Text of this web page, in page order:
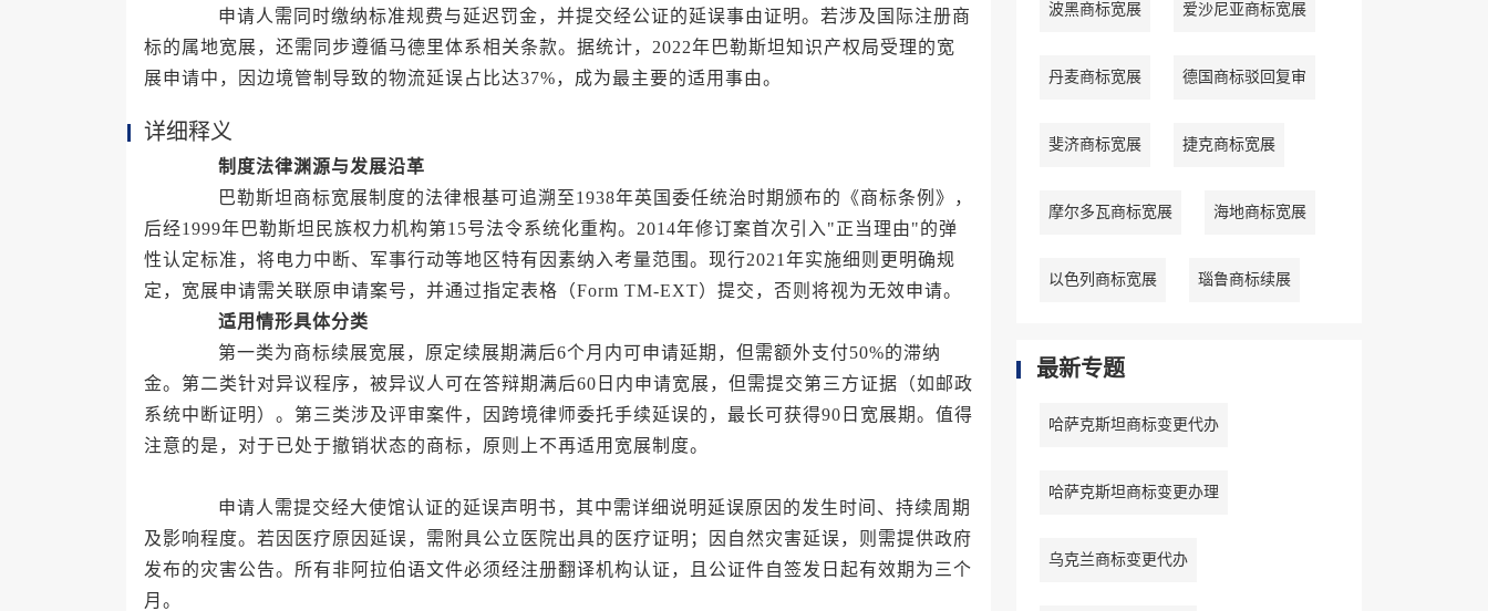
申请人需同时缴纳标准规费与延迟罚金，并提交经公证的延误事由证明。若涉及国际注册商
标的属地宽展，还需同步遵循马德里体系相关条款。据统计，2022年巴勒斯坦知识产权局受理的宽
展申请中，因边境管制导致的物流延误占比达37%，成为最主要的适用事由。
详细释义
制度法律渊源与发展沿革
巴勒斯坦商标宽展制度的法律根基可追溯至1938年英国委任统治时期颁布的《商标条例》，
后经1999年巴勒斯坦民族权力机构第15号法令系统化重构。2014年修订案首次引入"正当理由"的弹
性认定标准，将电力中断、军事行动等地区特有因素纳入考量范围。现行2021年实施细则更明确规
定，宽展申请需关联原申请案号，并通过指定表格（Form TM-EXT）提交，否则将视为无效申请。
适用情形具体分类
第一类为商标续展宽展，原定续展期满后6个月内可申请延期，但需额外支付50%的滞纳
金。第二类针对异议程序，被异议人可在答辩期满后60日内申请宽展，但需提交第三方证据（如邮政
系统中断证明）。第三类涉及评审案件，因跨境律师委托手续延误的，最长可获得90日宽展期。值得
注意的是，对于已处于撤销状态的商标，原则上不再适用宽展制度。
申请人需提交经大使馆认证的延误声明书，其中需详细说明延误原因的发生时间、持续周期
及影响程度。若因医疗原因延误，需附具公立医院出具的医疗证明；因自然灾害延误，则需提供政府
发布的灾害公告。所有非阿拉伯语文件必须经注册翻译机构认证，且公证件自签发日起有效期为三个
月。
波黑商标宽展 爱沙尼亚商标宽展
丹麦商标宽展 德国商标驳回复审
斐济商标宽展 捷克商标宽展
摩尔多瓦商标宽展 海地商标宽展
以色列商标宽展 瑙鲁商标续展
最新专题
哈萨克斯坦商标变更代办
哈萨克斯坦商标变更办理
乌克兰商标变更代办